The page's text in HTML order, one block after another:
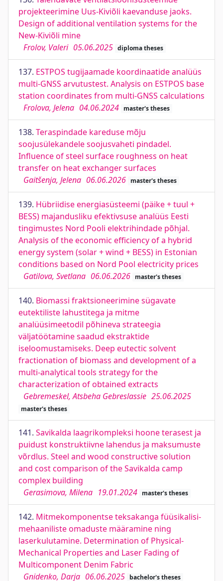
projekteerimine Uus-Kiviõli kaevanduse jaoks.
Design of additional ventilation systems for the
New-Kiviõli mine
Frolov, Valeri 05.06.2025 diploma theses
137. ESTPOS tugijaamade koordinaatide analüüs
multi-GNSS arvutustest. Analysis on ESTPOS base
station coordinates from multi-GNSS calculations
Frolova, Jelena 04.06.2024 master's theses
138. Teraspindade kareduse mõju
soojusülekandele soojusvaheti pindadel.
Influence of steel surface roughness on heat
transfer on heat exchanger surfaces
Gaitšenja, Jelena 06.06.2026 master's theses
139. Hübriidise energiasüsteemi (päike + tuul +
BESS) majandusliku efektivsuse analüüs Eesti
tingimustes Nord Pooli elektrihindade põhjal.
Analysis of the economic efficiency of a hybrid
energy system (solar + wind + BESS) in Estonian
conditions based on Nord Pool electricity prices
Gatilova, Svetlana 06.06.2026 master's theses
140. Biomassi fraktsioneerimine sügavate
eutektiliste lahustitega ja mitme
analüüsimeetodil põhineva strateegia
väljatöötamine saadud ekstraktide
iseloomustamiseks. Deep eutectic solvent
fractionation of biomass and development of a
multi-analytical tools strategy for the
characterization of obtained extracts
Gebremeskel, Atsbeha Gebreslassie 25.06.2025
master's theses
141. Savikalda laagrikompleksi hoone terasest ja
puidust konstruktiivne lahendus ja maksumuste
võrdlus. Steel and wood constructive solution
and cost comparison of the Savikalda camp
complex building
Gerasimova, Milena 19.01.2024 master's theses
142. Mitmekomponentse teksakanga füüsikalisi-
mehaaniliste omaduste määramine ning
laserkulutamine. Determination of Physical-
Mechanical Properties and Laser Fading of
Multicomponent Denim Fabric
Gnidenko, Darja 06.06.2025 bachelor's theses